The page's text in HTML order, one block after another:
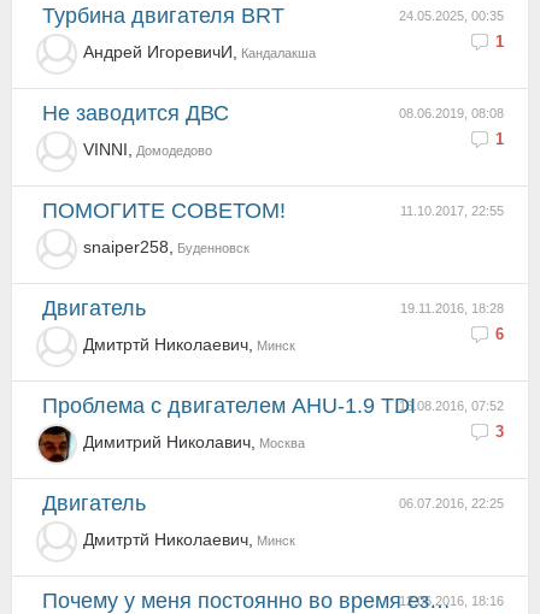
24.05.2025, 00:35
1
Турбина двигателя BRT
Андрей ИгоревичИ, Кандалакша
08.06.2019, 08:08
1
Не заводится ДВС
VINNI, Домодедово
11.10.2017, 22:55
ПОМОГИТЕ СОВЕТОМ!
snaiper258, Буденновск
19.11.2016, 18:28
6
Двигатель
Дмитртй Николаевич, Минск
16.08.2016, 07:52
3
Проблема с двигателем AHU-1.9 TDI
Димитрий Николавич, Москва
06.07.2016, 22:25
Двигатель
Дмитртй Николаевич, Минск
12.06.2016, 18:16
почему у меня постоянно во время езды запотевают стекла в чем может быть причина?